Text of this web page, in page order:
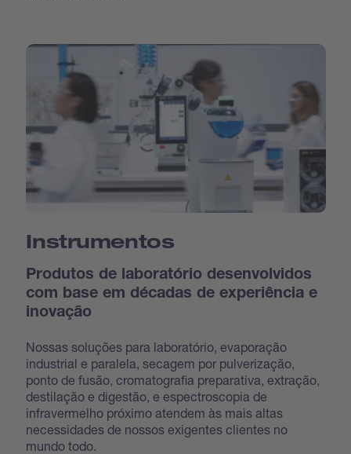
Instrumentos
Produtos de laboratório desenvolvidos
com base em décadas de experiência e
inovação
Nossas soluções para laboratório, evaporação
industrial e paralela, secagem por pulverização,
ponto de fusão, cromatografia preparativa, extração,
destilação e digestão, e espectroscopia de
infravermelho próximo atendem às mais altas
necessidades de nossos exigentes clientes no
mundo todo.